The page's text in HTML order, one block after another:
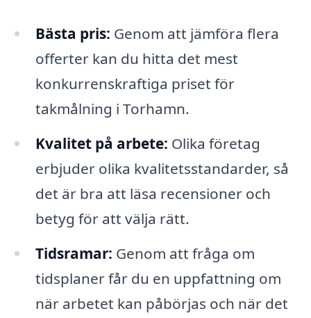
Bästa pris: Genom att jämföra flera
offerter kan du hitta det mest
konkurrenskraftiga priset för
takmålning i Torhamn.
Kvalitet på arbete: Olika företag
erbjuder olika kvalitetsstandarder, så
det är bra att läsa recensioner och
betyg för att välja rätt.
Tidsramar: Genom att fråga om
tidsplaner får du en uppfattning om
när arbetet kan påbörjas och när det